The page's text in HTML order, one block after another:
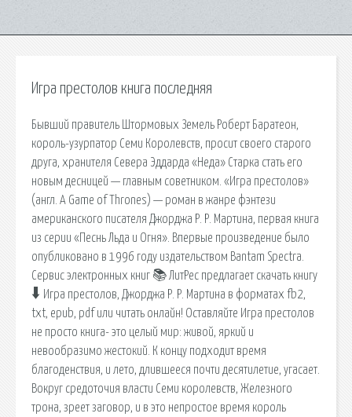
Игра престолов книга последняя
Бывший правитель Штормовых Земель Роберт Баратеон,
король-узурпатор Семи Королевств, просит своего старого
друга, хранителя Севера Эддарда «Неда» Старка стать его
новым десницей — главным советником. «Игра престолов»
(англ. A Game of Thrones) — роман в жанре фэнтези
американского писателя Джорджа Р. Р. Мартина, первая книга
из серии «Песнь Льда и Огня». Впервые произведение было
опубликовано в 1996 году издательством Bantam Spectra.
Сервис электронных книг 📚 ЛитРес предлагает скачать книгу
🠳 Игра престолов, Джорджа Р. Р. Мартина в форматах fb2,
txt, epub, pdf или читать онлайн! Оставляйте Игра престолов
не просто книга- это целый мир: живой, яркий и
невообразимо жестокий. К концу подходит время
благоденствия, и лето, длившееся почти десятилетие, угасает.
Вокруг средоточия власти Семи королевств, Железного
трона, зреет заговор, и в это непростое время король